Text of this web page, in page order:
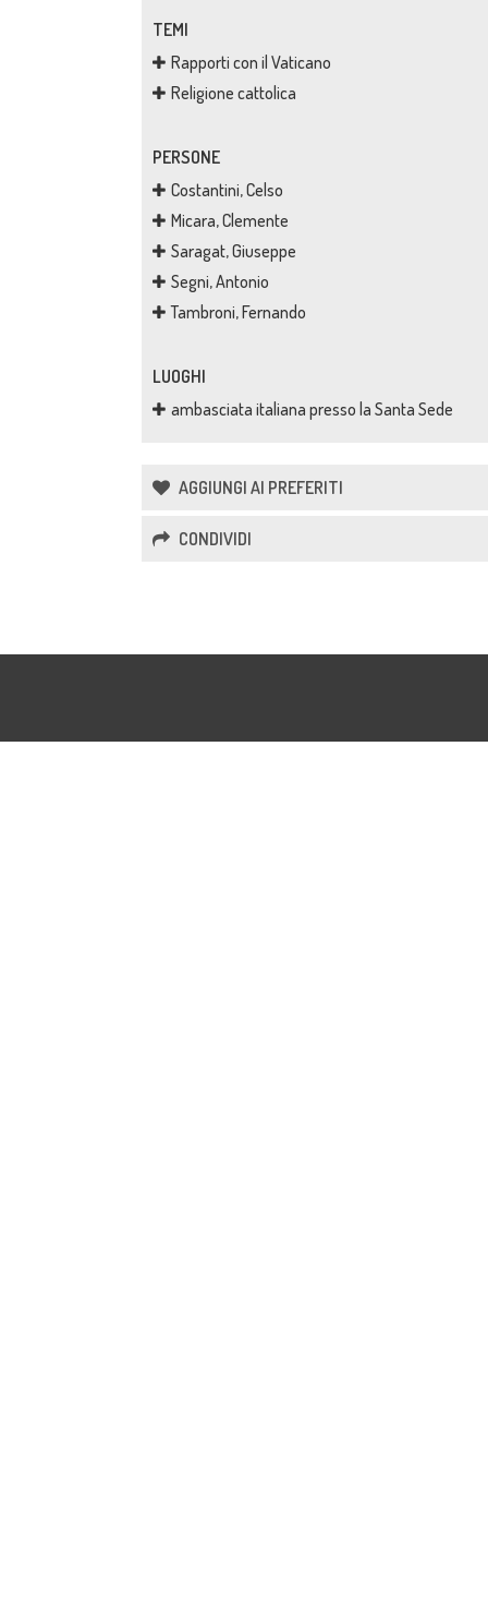
TEMI
Rapporti con il Vaticano
Religione cattolica
PERSONE
Costantini, Celso
Micara, Clemente
Saragat, Giuseppe
Segni, Antonio
Tambroni, Fernando
LUOGHI
ambasciata italiana presso la Santa Sede
AGGIUNGI AI PREFERITI
CONDIVIDI